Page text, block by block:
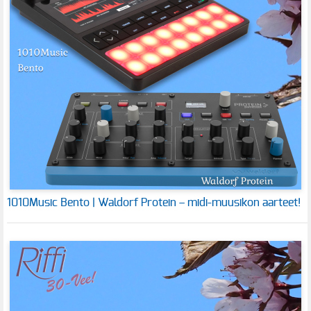
1010Music Bento | Waldorf Protein – midi-muusikon aarteet!